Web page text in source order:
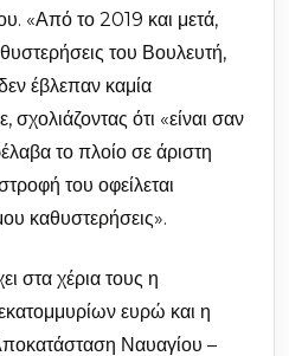
«Από το 2019 και μετά,
του Βουλευτή,
έβλεπαν καμία
ότι «είναι σαν
το πλοίο σε άριστη
του οφείλεται
καθυστερήσεις».
στα χέρια τους η
ευρώ και η
Ναυαγίου –